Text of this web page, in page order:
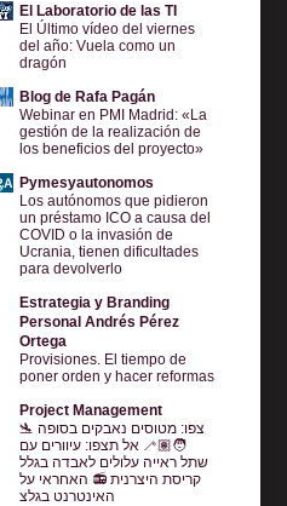
El Laboratorio de las TI
El Último vídeo del viernes
del año: Vuela como un
dragón
Blog de Rafa Pagán
Webinar en PMI Madrid: «La
gestión de la realización de
los beneficios del proyecto»
Pymesyautonomos
Los autónomos que pidieron
un préstamo ICO a causa del
COVID o la invasión de
Ucrania, tienen dificultades
para devolverlo
Estrategia y Branding
Personal Andrés Pérez
Ortega
Provisiones. El tiempo de
poner orden y hacer reformas
Project Management
🛬 צפו: מטוסים נאבקים בסופה
🧑🏽‍🦯 אל תצפו: עיוורים עם
שתל ראייה עלולים לאבדה בגלל
קריסת היצרנית 📻 האחראי על
האינטרנט בגלצ